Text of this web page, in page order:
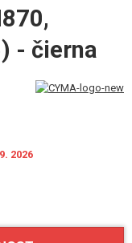
- čierna
2026